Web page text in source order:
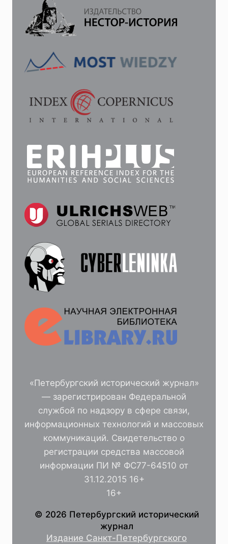
«Петербургский исторический журнал»
— зарегистрирован Федеральной
службой по надзору в сфере связи,
информационных технологий и массовых
коммуникаций. Свидетельство о
регистрации средства массовой
информации ПИ № ФС77-64510 от
31.12.2015 16+
16+
© 2026 Петербургский исторический
журнал
Издание Санкт-Петербургского